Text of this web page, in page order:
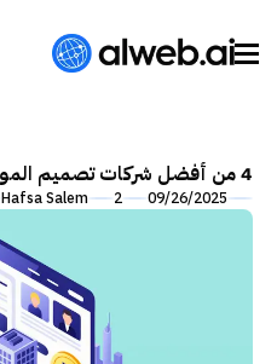
4 من أفضل شركات تصميم المواقع في السعودية لهاذا العام
09/26/2025
2
Hafsa Salem